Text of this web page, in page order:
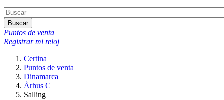
Buscar
Puntos de venta
Registrar mi reloj
Certina
Puntos de venta
Dinamarca
Århus C
Salling